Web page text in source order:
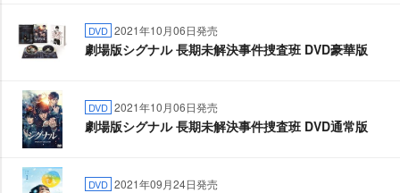
DVD 2021年10月06日発売
劇場版シグナル 長期未解決事件捜査班 DVD豪華版
DVD 2021年10月06日発売
劇場版シグナル 長期未解決事件捜査班 DVD通常版
DVD 2021年09月24日発売